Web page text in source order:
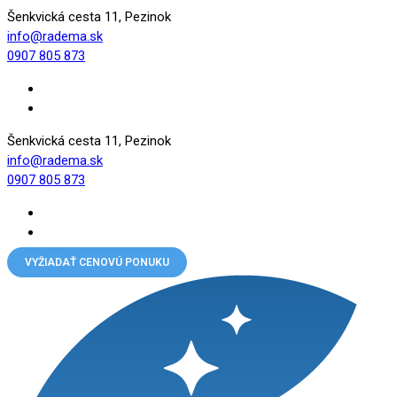
Šenkvická cesta 11, Pezinok
info@radema.sk
0907 805 873
Šenkvická cesta 11, Pezinok
info@radema.sk
0907 805 873
VYŽIADAŤ CENOVÚ PONUKU